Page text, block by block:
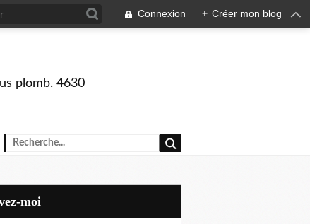
Connexion + Créer mon blog
plomb. 4630
moi